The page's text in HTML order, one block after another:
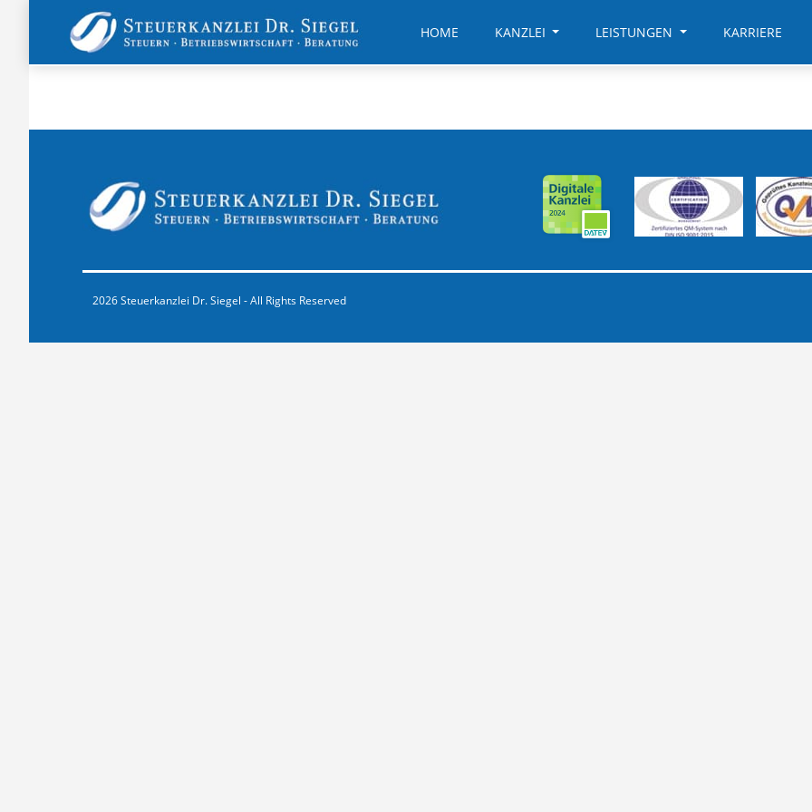
HOME KANZLEI LEISTUNGEN KARRIERE
2026 Steuerkanzlei Dr. Siegel - All Rights Reserved